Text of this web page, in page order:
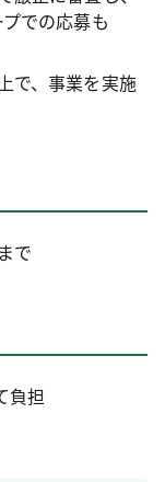
での応募も
で、事業を実施
で
負担